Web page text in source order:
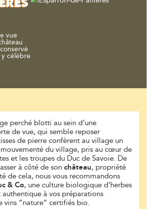
vue
célèbre
perché blotti au sein d’une
de vue, qui semble reposer
de pierre confèrent au village un
du village, pris au cœur de
et les troupes du Duc de Savoie. De
à côté de sonchâteau, propriété
de cela, nous vous recommandons
& Co, une culture biologique d’herbes
à vos préparations
vins “nature” certifiés bio.